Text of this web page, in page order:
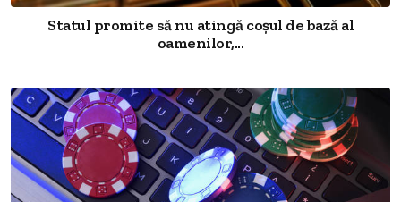
Statul promite să nu atingă coșul de bază al
oamenilor,...